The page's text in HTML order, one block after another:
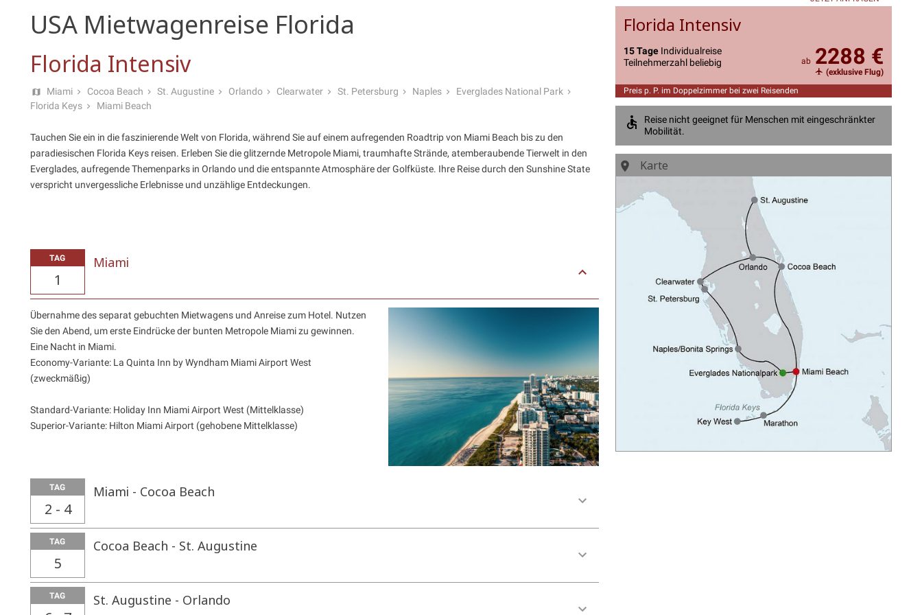
USA Mietwagenreise Florida
Florida Intensiv
Miami Cocoa Beach St. Augustine Orlando Clearwater St. Petersburg Naples
Everglades National Park
Florida Keys
Miami Beach
Tauchen Sie ein in die faszinierende Welt von Florida, während Sie auf einem aufregenden Roadtrip von Miami Beach bis zu den
paradiesischen Florida Keys reisen. Erleben Sie die glitzernde Metropole Miami, traumhafte Strände, atemberaubende Tierwelt in den
Everglades, aufregende Themenparks in Orlando und die entspannte Atmosphäre der Golfküste. Ihre Reise durch den Sunshine State
verspricht unvergessliche Erlebnisse und unzählige Entdeckungen.
TAG
1
Miami
Übernahme des separat gebuchten Mietwagens und Anreise zum Hotel. Nutzen
Sie den Abend, um erste Eindrücke der bunten Metropole Miami zu gewinnen.
Eine Nacht in Miami.
Economy-Variante: La Quinta Inn by Wyndham Miami Airport West
(zweckmäßig)
Standard-Variante: Holiday Inn Miami Airport West (Mittelklasse)
Superior-Variante: Hilton Miami Airport (gehobene Mittelklasse)
TAG
2 - 4
Miami - Cocoa Beach
TAG
5
Cocoa Beach - St. Augustine
TAG St. Augustine - Orlando
Florida Intensiv
15 Tage Individualreise
Teilnehmerzahl beliebig
ab 2288 €
(exklusive Flug)
Preis p. P. im Doppelzimmer bei zwei Reisenden
Reise nicht geeignet für Menschen mit eingeschränkter
Mobilität.
Karte